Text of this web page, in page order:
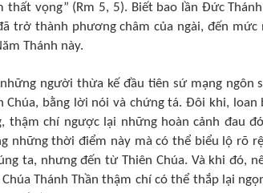
thất vọng” (Rm 5, 5). Biết bao lần Đức
trở thành phương châm của ngài, đến mức
Thánh này.
người thừa kế đầu tiên sứ mạng ngôn
bằng lời nói và chứng tá. Đôi khi, loan
thậm chí ngược lại những hoàn cảnh đau
những thời điểm này mà có thể biểu lộ rõ
ta, nhưng đến từ Thiên Chúa. Và khi đó,
Thánh Thần thậm chí có thể thắp lại